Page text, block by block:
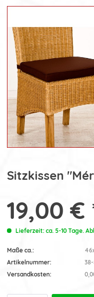
Sitzkissen
19,00 €
Lieferzeit: ca. 5-10 Tage.
Maße ca.:
Artikelnummer:
Versandkosten: